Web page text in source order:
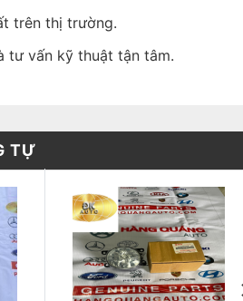
trên thị trường.
tư vấn kỹ thuật tận tâm.
TỰ